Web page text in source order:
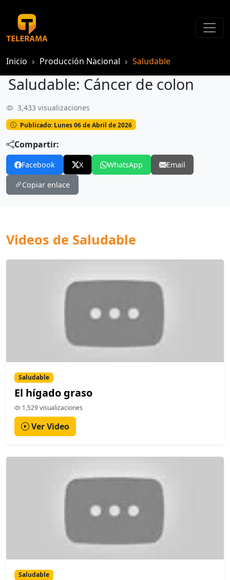
Inicio Producción Nacional Saludable
Saludable: Cáncer de colon
Saludable: Cáncer de colon
3,433 visualizaciones
Publicado: Lunes 06 de Abril de 2026
Compartir:
Facebook X WhatsApp Email
Copiar enlace
Videos de Saludable
Saludable
El hígado graso
1,529 visualizaciones
Ver Video
Saludable